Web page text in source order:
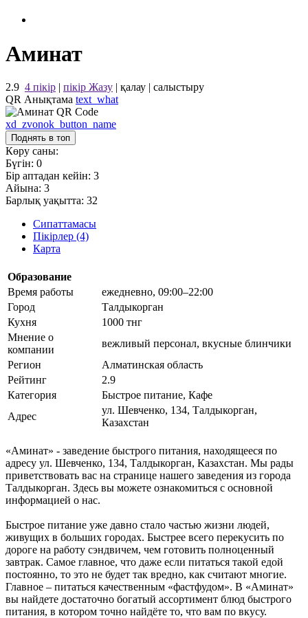
Аминат
2.9 4 пікір | пікір Жазу | қалау | салыстыру
QR Анықтама text_what
xd_zvonok_button_name
Поднять в топ
Көру саны:
Бүгін: 0
Бір аптадан кейін: 3
Айына: 3
Барлық уақытта: 32
Сипаттамасы
Пікірлер (4)
Карта
Образование
Время работы
ежедневно, 09:00–22:00
Город
Талдыкорган
Кухня
1000 тнг
Мнение о
компании
вежливый персонал, вкусные блинчики
Регион
Алматинская область
Рейтинг
2.9
Категория
Быстрое питание, Кафе
Адрес
ул. Шевченко, 134, Талдыкорган,
Казахстан
«Аминат» - заведение быстрого питания, находящееся по
адресу ул. Шевченко, 134, Талдыкорган, Казахстан. Мы рады
приветствовать вас на странице нашего заведения из города
Талдыкорган. Здесь вы можете ознакомиться с основной
информацией о нас.
Быстрое питание уже давно стало частью жизни людей,
живущих в больших городах. Быстрее всего перекусить по
дороге на работу сэндвичем, чем готовить полноценный
завтрак. Самое главное, что даже если питаться такой едой
постоянно, то это не будет так вредно, как считают многие.
Главное – питаться качественным «фастфудом». В «Аминат»
вы найдете достаточно богатый ассортимент блюд быстрого
питания, в котором точно найдёте то, что вам по вкусу.